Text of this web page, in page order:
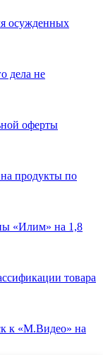
осужденных
дела не
оферты
продукты по
«Илим» на 1,8
товара
к «М.Видео» на